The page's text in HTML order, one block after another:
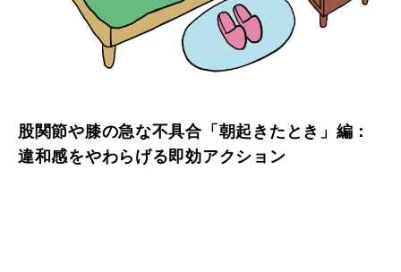
股関節や膝の急な不具合「朝起きたとき」編：
違和感をやわらげる即効アクション